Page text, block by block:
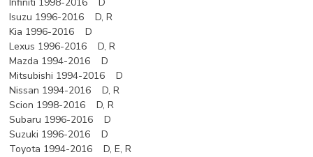
Infiniti 1998-2016 D
Isuzu 1996-2016 D, R
Kia 1996-2016 D
Lexus 1996-2016 D, R
Mazda 1994-2016 D
Mitsubishi 1994-2016 D
Nissan 1994-2016 D, R
Scion 1998-2016 D, R
Subaru 1996-2016 D
Suzuki 1996-2016 D
Toyota 1994-2016 D, E, R